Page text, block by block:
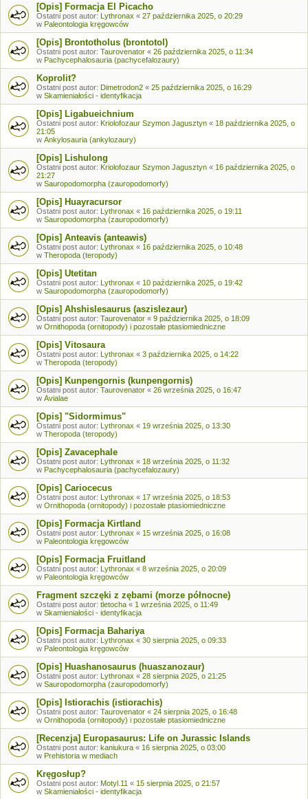
[Opis] Formacja El Picacho
Ostatni post autor: Lythronax « 27 października 2025, o 20:29
w Paleontologia kręgowców
[Opis] Brontotholus (brontotol)
Ostatni post autor: Taurovenator « 26 października 2025, o 11:34
w Pachycephalosauria (pachycefalozaury)
Koprolit?
Ostatni post autor: Dimetrodon2 « 25 października 2025, o 16:29
w Skamieniałości - identyfikacja
[Opis] Ligabueichnium
Ostatni post autor: Kriolofozaur Szymon Jagusztyn « 18 października 2025, o
21:05
w Ankylosauria (ankylozaury)
[Opis] Lishulong
Ostatni post autor: Kriolofozaur Szymon Jagusztyn « 16 października 2025, o
21:27
w Sauropodomorpha (zauropodomorfy)
[Opis] Huayracursor
Ostatni post autor: Lythronax « 16 października 2025, o 19:11
w Sauropodomorpha (zauropodomorfy)
[Opis] Anteavis (anteawis)
Ostatni post autor: Lythronax « 16 października 2025, o 10:48
w Theropoda (teropody)
[Opis] Utetitan
Ostatni post autor: Lythronax « 10 października 2025, o 19:42
w Sauropodomorpha (zauropodomorfy)
[Opis] Ahshislesaurus (aszislezaur)
Ostatni post autor: Taurovenator « 9 października 2025, o 18:09
w Ornithopoda (ornitopody) i pozostałe ptasiomiedniczne
[Opis] Vitosaura
Ostatni post autor: Lythronax « 3 października 2025, o 14:22
w Theropoda (teropody)
[Opis] Kunpengornis (kunpengornis)
Ostatni post autor: Taurovenator « 26 września 2025, o 16:47
w Avialae
[Opis] "Sidormimus"
Ostatni post autor: Lythronax « 19 września 2025, o 13:30
w Theropoda (teropody)
[Opis] Zavacephale
Ostatni post autor: Lythronax « 18 września 2025, o 11:32
w Pachycephalosauria (pachycefalozaury)
[Opis] Cariocecus
Ostatni post autor: Lythronax « 17 września 2025, o 18:53
w Ornithopoda (ornitopody) i pozostałe ptasiomiedniczne
[Opis] Formacja Kirtland
Ostatni post autor: Lythronax « 15 września 2025, o 16:08
w Paleontologia kręgowców
[Opis] Formacja Fruitland
Ostatni post autor: Lythronax « 8 września 2025, o 20:09
w Paleontologia kręgowców
Fragment szczęki z zębami (morze północne)
Ostatni post autor: tletocha « 1 września 2025, o 11:49
w Skamieniałości - identyfikacja
[Opis] Formacja Bahariya
Ostatni post autor: Lythronax « 30 sierpnia 2025, o 09:33
w Paleontologia kręgowców
[Opis] Huashanosaurus (huaszanozaur)
Ostatni post autor: Lythronax « 28 sierpnia 2025, o 21:25
w Sauropodomorpha (zauropodomorfy)
[Opis] Istiorachis (istiorachis)
Ostatni post autor: Taurovenator « 24 sierpnia 2025, o 16:48
w Ornithopoda (ornitopody) i pozostałe ptasiomiedniczne
[Recenzja] Europasaurus: Life on Jurassic Islands
Ostatni post autor: kaniukura « 16 sierpnia 2025, o 03:00
w Prehistoria w mediach
Kręgosłup?
Ostatni post autor: Motyl.11 « 15 sierpnia 2025, o 21:57
w Skamieniałości - identyfikacja